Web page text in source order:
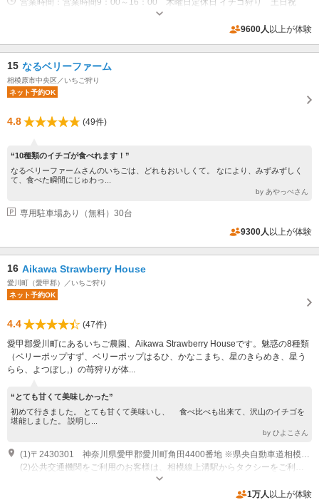
営業時間：営業時間9：00～16：00 木曜日定休日 イチゴ狩り 土日祝
日 一回目10：00～ 二回目11：30～
9600人 以上が体験
15 なるベリーファーム
相模原市中央区／いちご狩り
ネット予約OK
4.8 (49件)
“10種類のイチゴが食べれます！”
なるベリーファームさんのいちごは、どれもおいしくて。 なにより、みずみずしく
て、食べた瞬間にじゅわっ...
by あやっぺさん
専用駐車場あり（無料）30台
9300人 以上が体験
16 Aikawa Strawberry House
愛川町（愛甲郡）／いちご狩り
ネット予約OK
4.4
(47件)
愛甲郡愛川町にあるいちご農園、Aikawa Strawberry Houseです。魅惑の8種類
（ベリーポップすず、ベリーポップはるひ、かなこまち、星のきらめき、星う
らら、よつぼし,）の苺狩りが体...
“とても甘くて美味しかった”
初めて行きました。 とても甘くて美味いし、 食べ比べも出来て、沢山のイチゴを
堪能しました。 説明し...
by ひよこさん
オープン：9:00~16:00 受付時間：予約時間10分前
1万人 以上が体験